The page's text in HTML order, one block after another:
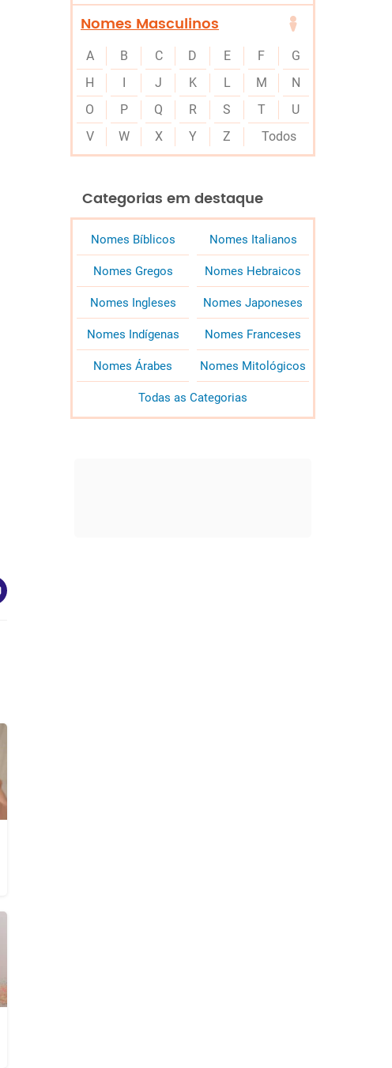
Nomes Masculinos
A B C D E F
G
H
I J K L M
N
O
P Q R S T
U
V
W X Y Z Todos
Categorias em destaque
Nomes Bíblicos Nomes Italianos
Nomes Gregos Nomes Hebraicos
Nomes Ingleses Nomes Japoneses
Nomes Indígenas Nomes Franceses
Nomes Árabes Nomes Mitológicos
Todas as Categorias